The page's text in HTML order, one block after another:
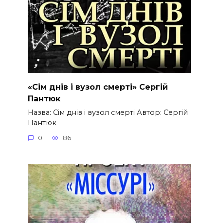
«Сім днів і вузол смерті» Сергій
Пантюк
Назва: Сім днів і вузол смерті Автор: Сергій
Пантюк
0 86